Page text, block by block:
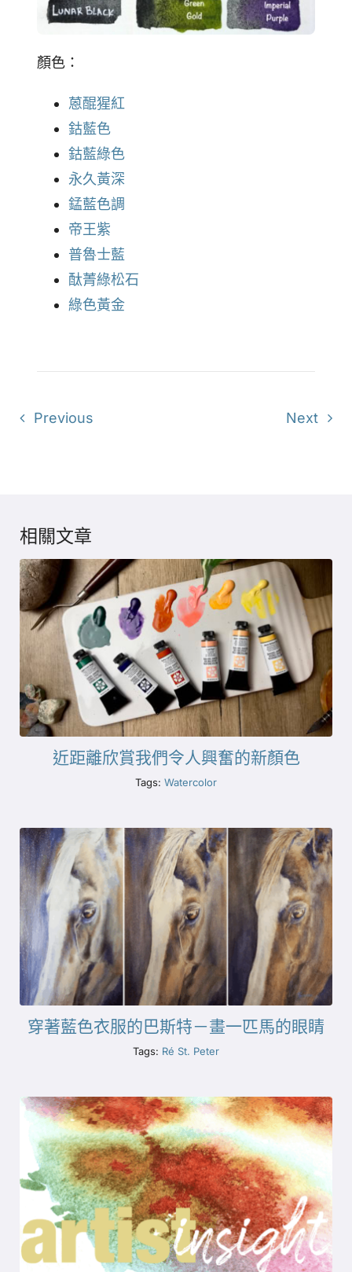
顏色：
蒽醌猩紅
鈷藍色
鈷藍綠色
永久黃深
錳藍色調
帝王紫
普魯士藍
酞菁綠松石
綠色黃金
Previous Next
相關文章
近距離欣賞我們令人興奮的新顏色
Tags: Watercolor
穿著藍色衣服的巴斯特－畫一匹馬的眼睛
Tags: Ré St. Peter